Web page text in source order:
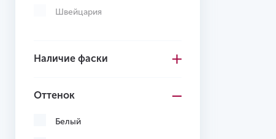
Швейцария
Наличие фаски
Оттенок
Белый